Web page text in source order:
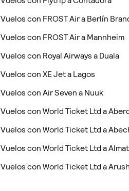
Vuelos con FROST Air a Berlín
Vuelos con FROST Air a Mannheim
Vuelos con Royal Airways a Duala
Vuelos con XE Jet a Lagos
Vuelos con Air Seven a Nuuk
Vuelos con World Ticket Ltd a
Vuelos con World Ticket Ltd a
Vuelos con World Ticket Ltd a
Vuelos con World Ticket Ltd a